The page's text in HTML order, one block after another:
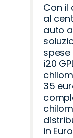
Con il
al
auto
i20
35
in